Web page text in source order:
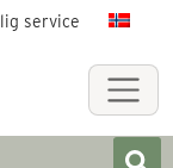
service